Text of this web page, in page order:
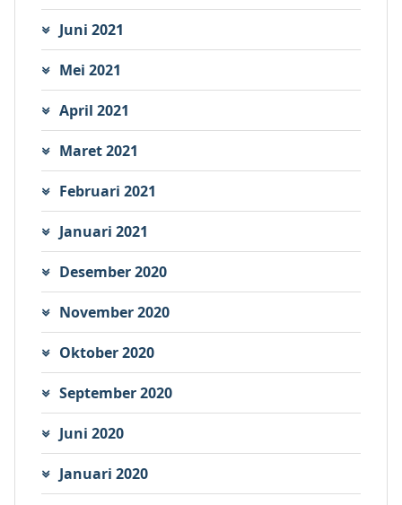
Juni 2021
Mei 2021
April 2021
Maret 2021
Februari 2021
Januari 2021
Desember 2020
November 2020
Oktober 2020
September 2020
Juni 2020
Januari 2020